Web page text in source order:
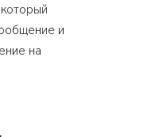
и
на